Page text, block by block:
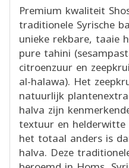
Premium kwaliteit
traditionele Syrische
unieke rekbare, taaie
pure tahini
citroenzuur en
al-halawa). Het
natuurlijk
halva zijn
textuur en
het totaal anders is
halva. Deze